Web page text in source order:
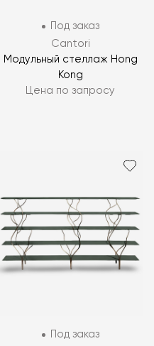
Под заказ
Cantori
Модульный стеллаж Hong
Kong
Цена по запросу
Под заказ